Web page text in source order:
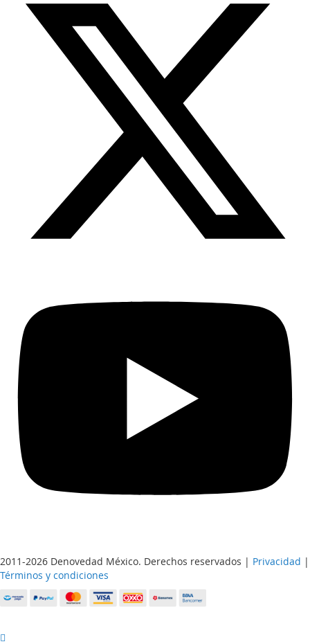
2011-2026 Denovedad México. Derechos reservados | Privacidad |
Términos y condiciones